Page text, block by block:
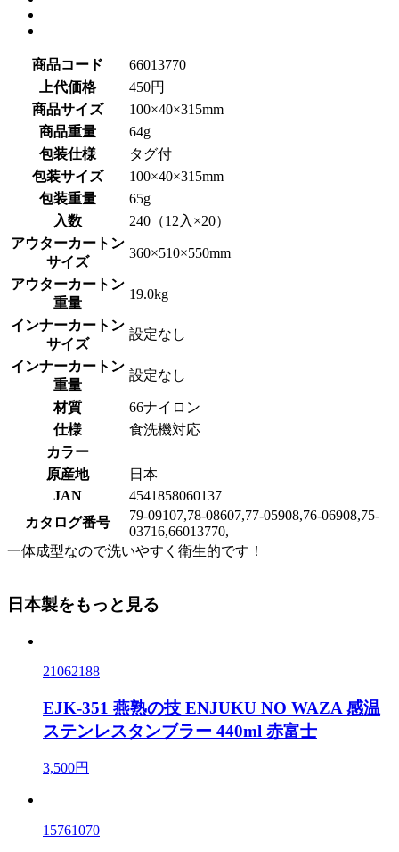
商品コード
66013770
上代価格
450円
商品サイズ
100×40×315mm
商品重量
64g
包装仕様
タグ付
包装サイズ
100×40×315mm
包装重量
65g
入数
240（12入×20）
アウターカートン
サイズ
360×510×550mm
アウターカートン
重量
19.0kg
インナーカートン
サイズ
設定なし
インナーカートン
重量
設定なし
材質
66ナイロン
仕様
食洗機対応
カラー
原産地
日本
JAN
4541858060137
カタログ番号
79-09107,78-08607,77-05908,76-06908,75-
03716,66013770,
一体成型なので洗いやすく衛生的です！
日本製をもっと見る
21062188
EJK-351 燕熟の技 ENJUKU NO WAZA 感温
ステンレスタンブラー 440ml 赤富士
3,500円
15761070